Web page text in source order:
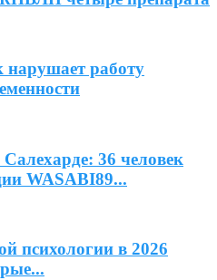
работу
36 человек
WASABI89...
психологии в 2026